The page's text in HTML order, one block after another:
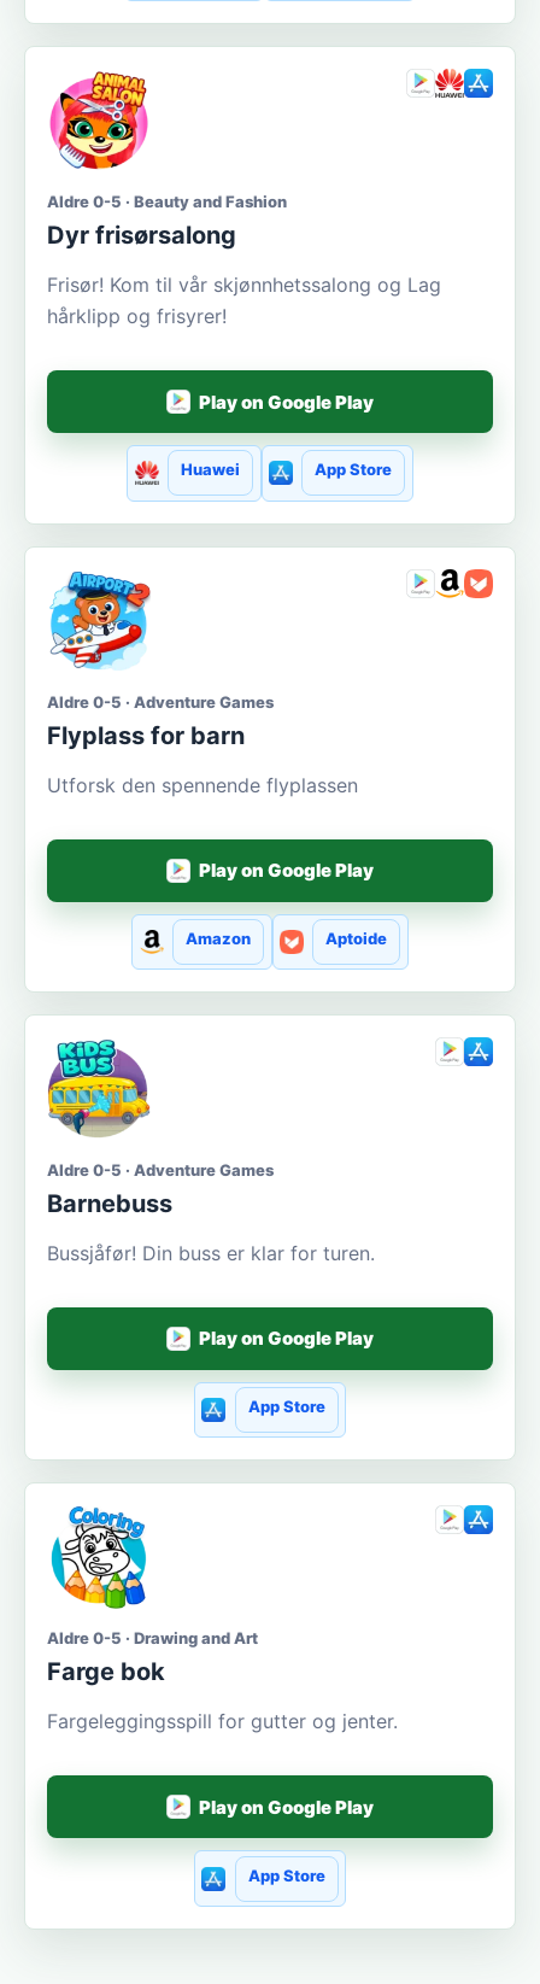
Aldre 0-5 · Beauty and Fashion
Dyr frisørsalong
Frisør! Kom til vår skjønnhetssalong og Lag
hårklipp og frisyrer!
Play on Google Play
Huawei App Store
Aldre 0-5 · Adventure Games
Flyplass for barn
Utforsk den spennende flyplassen
Play on Google Play
Amazon Aptoide
Aldre 0-5 · Adventure Games
Barnebuss
Bussjåfør! Din buss er klar for turen.
Play on Google Play
App Store
Aldre 0-5 · Drawing and Art
Farge bok
Fargeleggingsspill for gutter og jenter.
Play on Google Play
App Store